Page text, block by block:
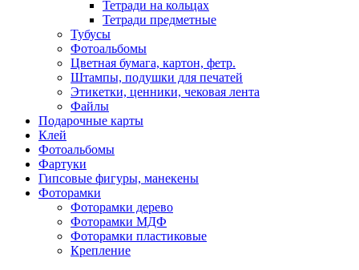
Тетради на кольцах
Тетради предметные
Тубусы
Фотоальбомы
Цветная бумага, картон, фетр.
Штампы, подушки для печатей
Этикетки, ценники, чековая лента
Файлы
Подарочные карты
Клей
Фотоальбомы
Фартуки
Гипсовые фигуры, манекены
Фоторамки
Фоторамки дерево
Фоторамки МДФ
Фоторамки пластиковые
Крепление